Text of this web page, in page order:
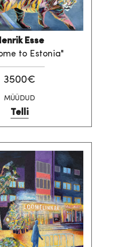
Esse
to Estonia"
3500€
MÜÜDUD
Telli